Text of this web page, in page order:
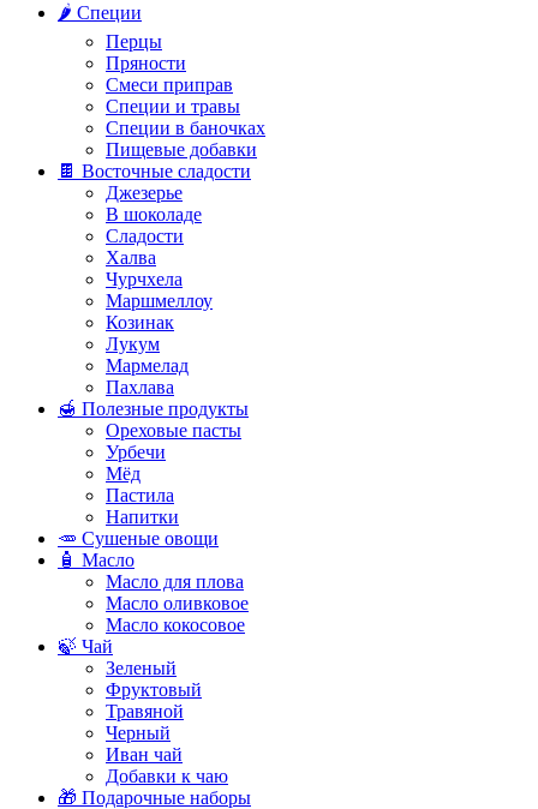
🌶️ Специи
Перцы
Пряности
Смеси приправ
Специи и травы
Специи в баночках
Пищевые добавки
🍫 Восточные сладости
Джезерье
В шоколаде
Сладости
Халва
Чурчхела
Маршмеллоу
Козинак
Лукум
Мармелад
Пахлава
🍯 Полезные продукты
Ореховые пасты
Урбечи
Мёд
Пастила
Напитки
🥕 Сушеные овощи
🧴 Масло
Масло для плова
Масло оливковое
Масло кокосовое
🍃 Чай
Зеленый
Фруктовый
Травяной
Черный
Иван чай
Добавки к чаю
🎁 Подарочные наборы